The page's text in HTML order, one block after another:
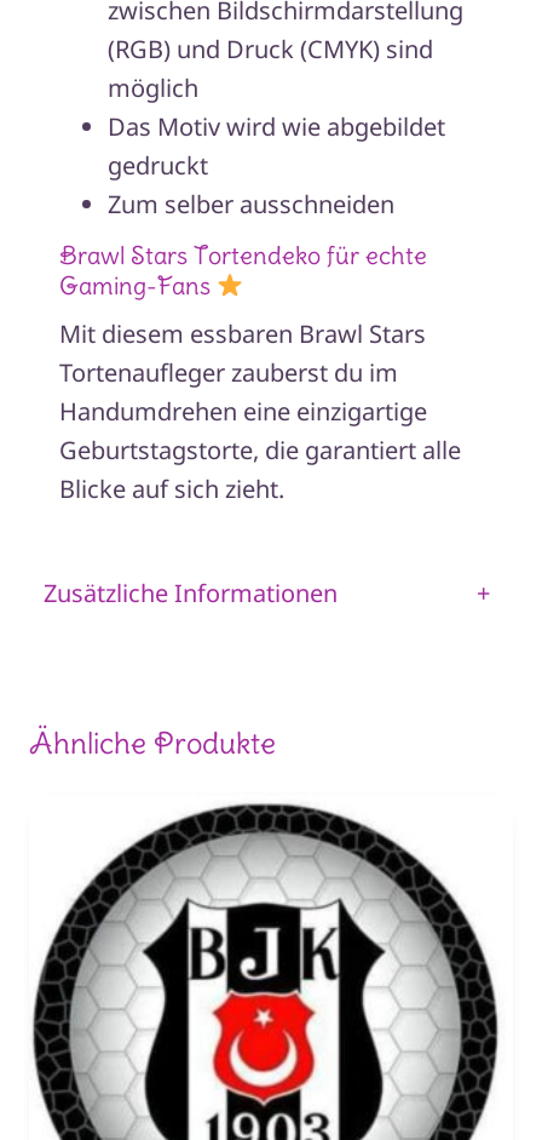
zwischen Bildschirmdarstellung
(RGB) und Druck (CMYK) sind
möglich
Das Motiv wird wie abgebildet
gedruckt
Zum selber ausschneiden
Brawl Stars Tortendeko für echte
Gaming-Fans
Mit diesem essbaren Brawl Stars
Tortenaufleger zauberst du im
Handumdrehen eine einzigartige
Geburtstagstorte, die garantiert alle
Blicke auf sich zieht.
Zusätzliche Informationen +
Ähnliche Produkte